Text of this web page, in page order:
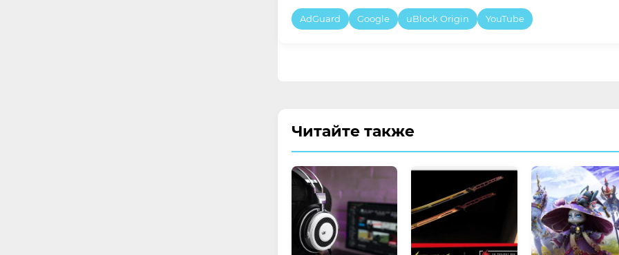
AdGuard Google uBlock Origin YouTube
Читайте также